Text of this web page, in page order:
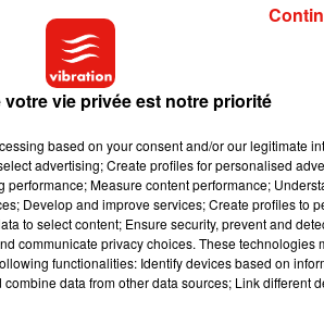
votre vie privée est notre priorité
based on your consent and/or our legitimate
advertising; Create profiles for personalised
Measure content performance;
Develop and improve services; Create profiles to
to select content; Ensure security, prevent and
communicate privacy choices. These technologies
functionalities: Identify devices based on
data from other data sources; Link different